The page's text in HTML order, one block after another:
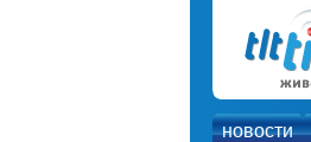
новости